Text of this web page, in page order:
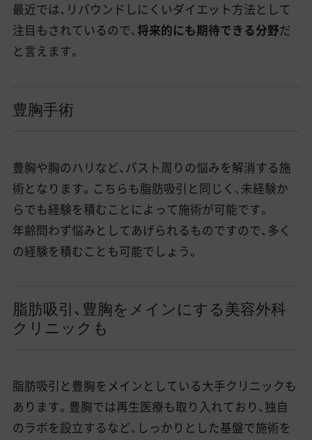
最近では、リバウンドしにくいダイエット方法として
注目もされているので、 将来的にも期待できる分野だ
と言えます。
豊胸手術
豊胸や胸のハリなど、バスト周りの悩みを解消する施
術となります。こちらも脂肪吸引と同じく、未経験か
らでも経験を積むことによって施術が可能です。
年齢問わず悩みとしてあげられるものですので、多く
の経験を積むことも可能でしょう。
脂肪吸引、豊胸をメインにする美容外科
クリニックも
脂肪吸引と豊胸をメインとしている大手クリニックも
あります。豊胸では再生医療も取り入れており、独自
のラボを設立するなど、しっかりとした基盤で施術を